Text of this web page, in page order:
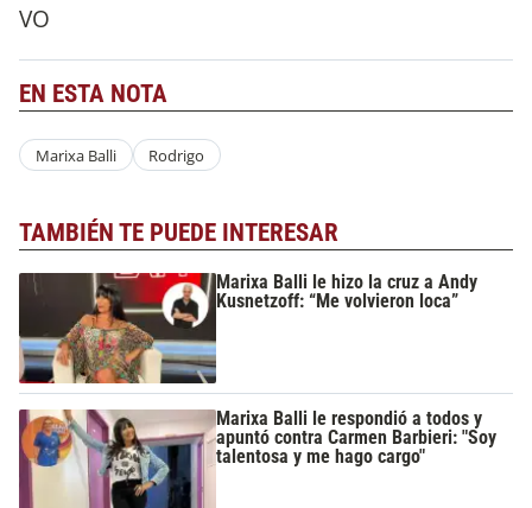
VO
EN ESTA NOTA
Marixa Balli Rodrigo
TAMBIÉN TE PUEDE INTERESAR
Marixa Balli le hizo la cruz a Andy
Kusnetzoff: “Me volvieron loca”
Marixa Balli le respondió a todos y
apuntó contra Carmen Barbieri: "Soy
talentosa y me hago cargo"